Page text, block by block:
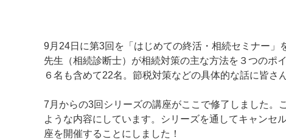
9月24日に第3回を「はじめての終活・相続セミナー
先生（相続診断士）が相続対策の主な方法を３つのポ
６名も含めて22名。節税対策などの具体的な話に皆さ
7月からの3回シリーズの講座がここで修了しました。
ような内容にしています。シリーズを通してキャンセ
座を開催することにしました！